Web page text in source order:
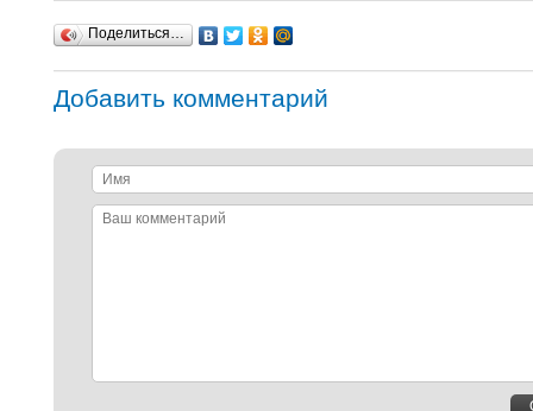
Поделиться…
Добавить комментарий
Имя
Ваш